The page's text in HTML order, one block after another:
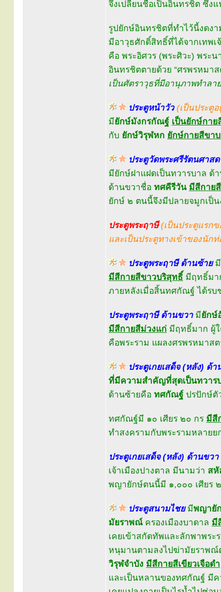
จึงเปลี่ยนชื่อเป็นอินทรชิต ซึ่ง
รูปยักษ์อินทรชิตที่ทำไว้นี้งดง
มีอาวุธศักดิ์สิทธิ์ที่ได้จากเทพเ
คือ พระอิศวร (พระศิวะ) พระ
อินทรชิตตายด้วย “ศรพรหมา
เป็นศัตราวุธที่มีอานุภาพทำลา
ประตูหน้าวัว (เป็นประตู
มียักษ์มังกรกัณฐ์ เป็นยักษ์กาย
กับ ยักษ์วิรุฬหก ยักษ์กายสีขา
ประตูวัดพระศรีรัตนศาส
มียักษ์ฝาแฝดเป็นทวารบาล ด้
ด้านขวาชื่อ ทศคีรีวัน มีสีกาย
ยักษ์ ๒ ตนนี้จึงมีปลายจมูกเป็น
ประตูพระฤาษี(เป็นประตูแรก
และเป็นประตูทางเข้าของนักท่
ประตูพระฤาษี ด้านซ้าย มี
มีสีกายสีขาวบริสุทธิ์ มีฤทธิ์มา
ภายหลังเมื่อสิ้นทศกัณฐ์ ได้รบ
ประตูพระฤาษี ด้านขวา มียักษ์
มีสีกายสีม่วงแก่ มีฤทธิ์มาก ผู้
คือพระราม แผลงศรพรหมาสต
ประตูเกยเสด็จ (หลัง) ด้า
ที่มีความสำคัญที่สุดเป็นทวาร
ด้านซ้ายคือ ทศกัณฐ์ ปรปักษ์ตั
ทศกัณฐ์มี ๑๐ เศียร ๒๐ กร มีสี
ทำสงครามกับพระรามหลายย
ประตูเกยเสด็จ (หลัง) ด้านขวา
เจ้าเมืองปางตาล มีนามว่า สหั
พญายักษ์ตนนี้มี ๑,๐๐๐ เศียร
ประตูสนามไชย มีพญายั
มัยราพณ์ครองเมืองบาดาล มี
เคยเข้าสกัดทัพและลักพาพระ
หนุมานตามลงไปฆ่ามัยราพณ์
วิรุฬจำบัง มีสีกายสีเขียวเจือดำ
และเป็นหลานของทศกัณฐ์ มี